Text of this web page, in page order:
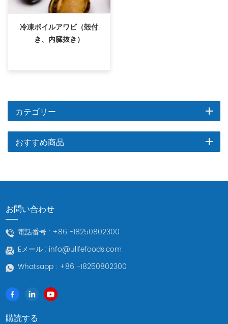
冷凍ボイルアワビ（殻付
き、内臓抜き）
カテゴリー
おすすめ商品
お問い合わせ
電話番号 : +86 -18250802300
Eメール : info@ulifefoods.com
Whatsapp : +86 -18250802300
購読する